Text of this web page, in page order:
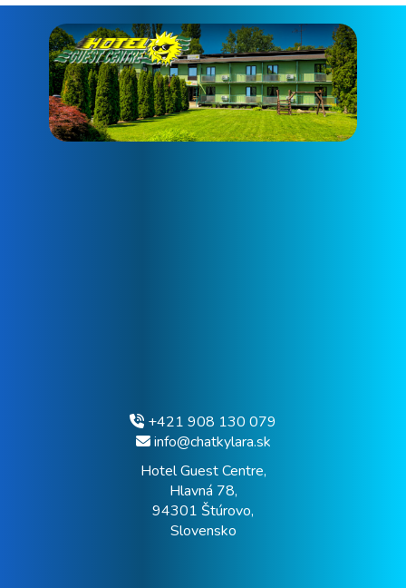
+421 908 130 079
info@chatkylara.sk
Hotel Guest Centre,
Hlavná 78,
94301 Štúrovo,
Slovensko